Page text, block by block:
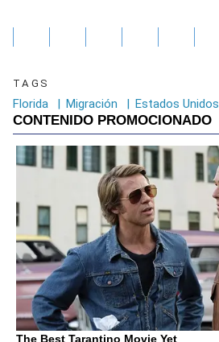
TAGS
Florida | Migración | Estados Unidos